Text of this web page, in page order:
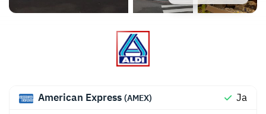
American Express (AMEX)
Ja